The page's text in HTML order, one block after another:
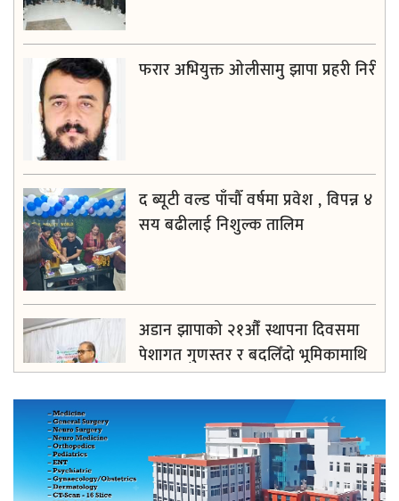
फरार अभियुक्त ओलीसामु झापा प्रहरी निरीह
द ब्यूटी वल्ड पाँचौँ वर्षमा प्रवेश , विपन्न ४
सय बढीलाई निशुल्क तालिम
अडान झापाको २१औँ स्थापना दिवसमा
पेशागत गुणस्तर र बदलिँदो भूमिकामाथि
अन्तरक्रिया
आगलागीबाट प्रभावित शेयर सदस्यलाई
सहाराले उपलब्ध गरायाे राहत